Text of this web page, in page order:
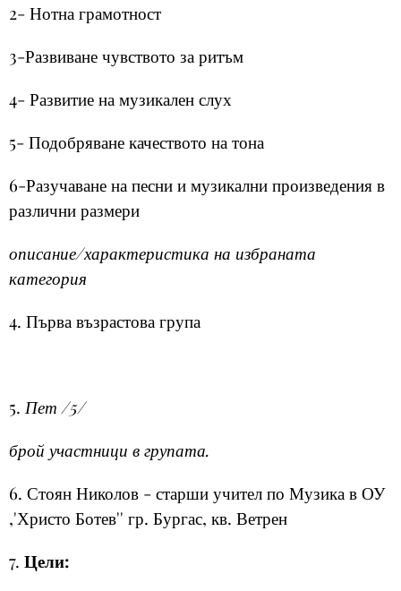
2- Нотна грамотност
3-Развиване чувството за ритъм
4- Развитие на музикален слух
5- Подобряване качеството на тона
6-Разучаване на песни и музикални произведения в
различни размери
описание/характеристика на избраната
категория
4. Първа възрастова група
5. Пет /5/
брой участници в групата.
6. Стоян Николов - старши учител по Музика в ОУ
,'Христо Ботев'' гр. Бургас, кв. Ветрен
7. Цели: